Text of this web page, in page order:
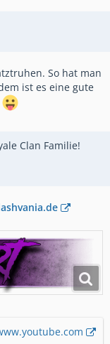
So hat man
ist es eine gute
Clan Familie!